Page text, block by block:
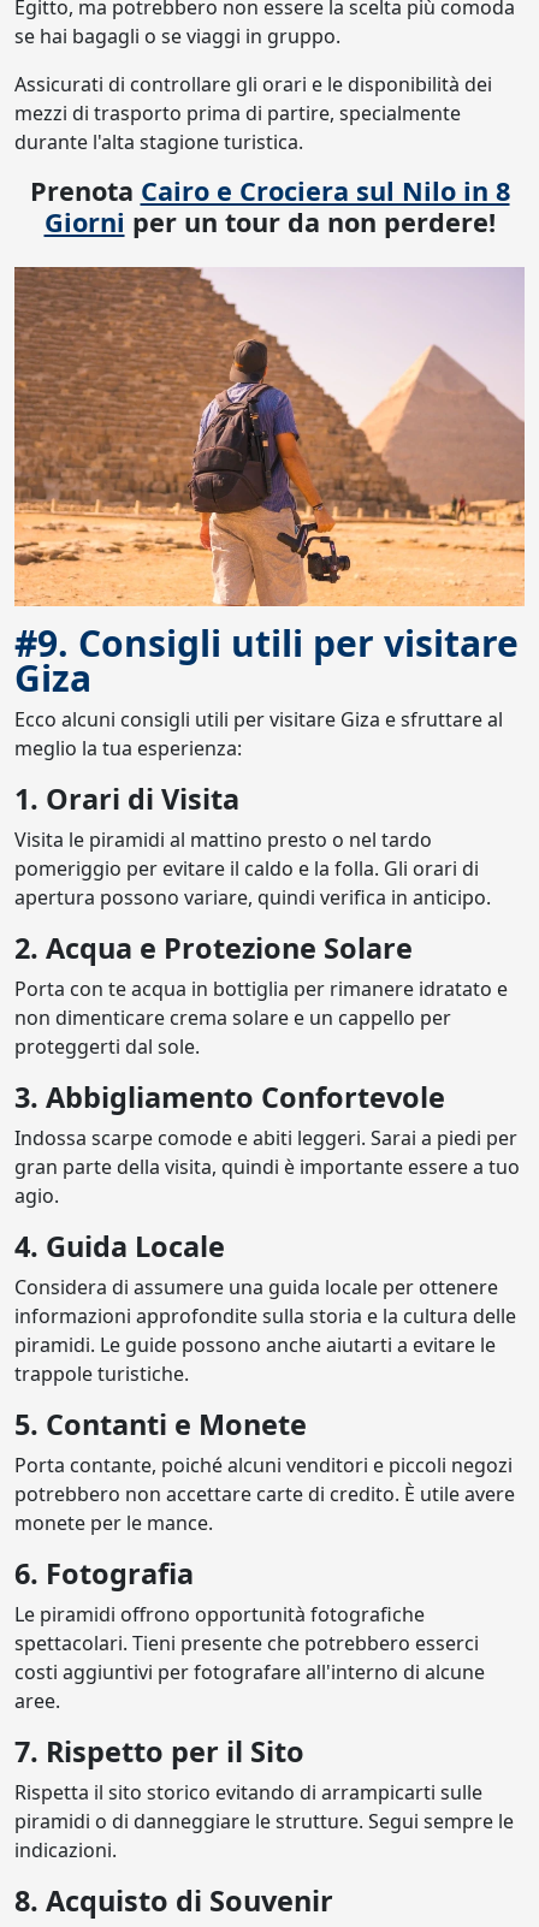
Egitto, ma potrebbero non essere la scelta più comoda
se hai bagagli o se viaggi in gruppo.
Assicurati di controllare gli orari e le disponibilità dei
mezzi di trasporto prima di partire, specialmente
durante l'alta stagione turistica.
Prenota Cairo e Crociera sul Nilo in 8
Giorni per un tour da non perdere!
#9. Consigli utili per visitare
Giza
Ecco alcuni consigli utili per visitare Giza e sfruttare al
meglio la tua esperienza:
1. Orari di Visita
Visita le piramidi al mattino presto o nel tardo
pomeriggio per evitare il caldo e la folla. Gli orari di
apertura possono variare, quindi verifica in anticipo.
2. Acqua e Protezione Solare
Porta con te acqua in bottiglia per rimanere idratato e
non dimenticare crema solare e un cappello per
proteggerti dal sole.
3. Abbigliamento Confortevole
Indossa scarpe comode e abiti leggeri. Sarai a piedi per
gran parte della visita, quindi è importante essere a tuo
agio.
4. Guida Locale
Considera di assumere una guida locale per ottenere
informazioni approfondite sulla storia e la cultura delle
piramidi. Le guide possono anche aiutarti a evitare le
trappole turistiche.
5. Contanti e Monete
Porta contante, poiché alcuni venditori e piccoli negozi
potrebbero non accettare carte di credito. È utile avere
monete per le mance.
6. Fotografia
Le piramidi offrono opportunità fotografiche
spettacolari. Tieni presente che potrebbero esserci
costi aggiuntivi per fotografare all'interno di alcune
aree.
7. Rispetto per il Sito
Rispetta il sito storico evitando di arrampicarti sulle
piramidi o di danneggiare le strutture. Segui sempre le
indicazioni.
8. Acquisto di Souvenir